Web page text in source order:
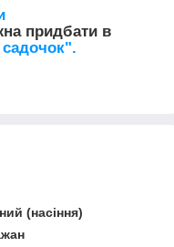
придбати в
(насіння)